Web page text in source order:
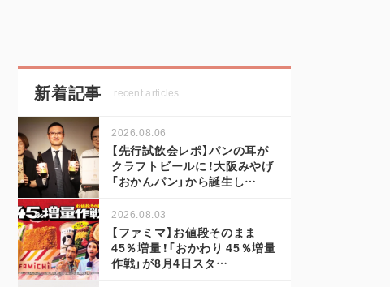
新着記事 recent articles
2026.08.06
【先行試飲会レポ】パンの耳が
クラフトビールに！大阪みやげ
「おかんパン」から誕生し…
2026.08.03
【ファミマ】お値段そのまま
45％増量！「おかわり 45％増量
作戦」が8月4日スタ…